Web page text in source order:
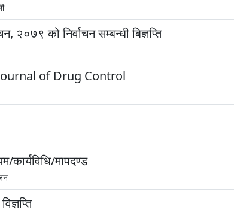
२०७९ को निर्वाचन सम्बन्धी बिज्ञप्ति
Journal of Drug Control
कार्यविधि/मापदण्ड